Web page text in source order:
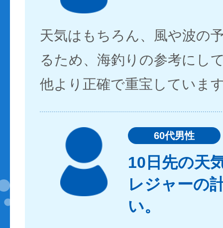
天気はもちろん、風や波の
るため、海釣りの参考にし
他より正確で重宝していま
60代男性
10日先の天
レジャーの
い。